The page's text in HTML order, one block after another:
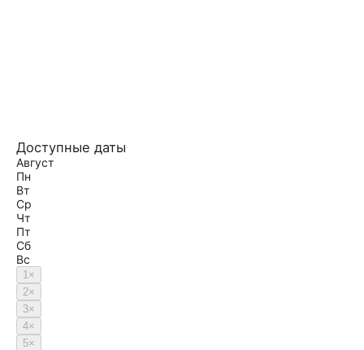
Доступные даты
Август
Пн
Вт
Ср
Чт
Пт
Сб
Вс
1×
2×
3×
4×
5×